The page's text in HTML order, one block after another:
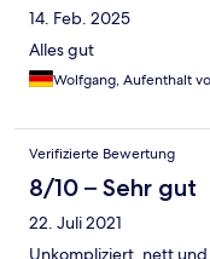
14. Feb. 2025
Alles gut
Wolfgang, Aufenthalt
Verifizierte Bewertung
8/10 – Sehr gut
22. Juli 2021
Unkompliziert, nett